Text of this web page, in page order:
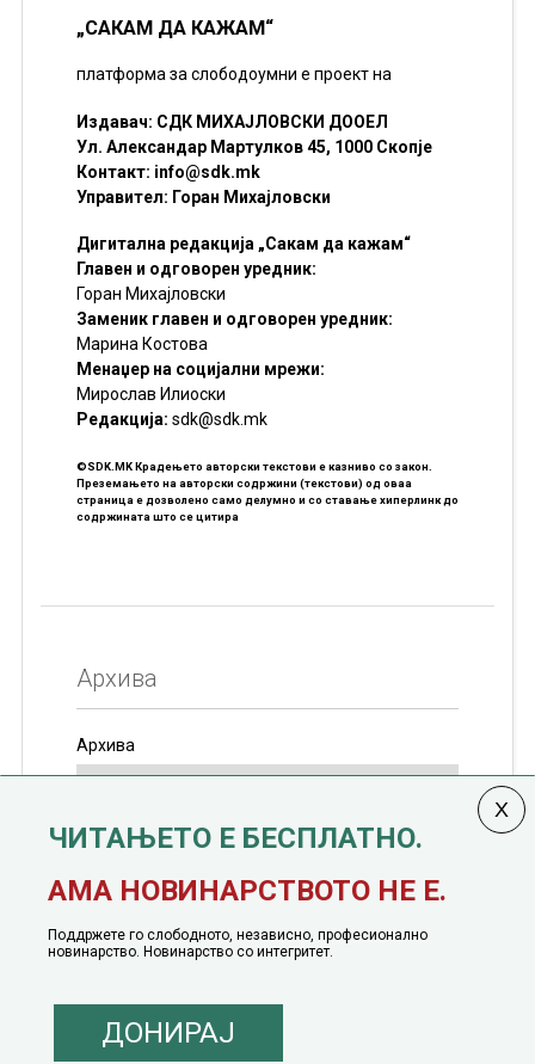
„САКАМ ДА КАЖАМ“
платформа за слободоумни е проект на
Издавач: СДК МИХАЈЛОВСКИ ДООЕЛ
Ул. Александар Мартулков 45, 1000 Скопје
Контакт: info@sdk.mk
Управител: Горан Михајловски
Дигитална редакција „Сакам да кажам“
Главен и одговорен уредник:
Горан Михајловски
Заменик главен и одговорен уредник:
Марина Костова
Менаџер на социјални мрежи:
Мирослав Илиоски
Редакцијa: sdk@sdk.mk
©SDK.MK Крадењето авторски текстови е казниво со закон.
Преземањето на авторски содржини (текстови) од оваа
страница е дозволено само делумно и со ставање хиперлинк до
содржината што се цитира
Архива
Архива
јануари, 1991 година
ЧИТАЊЕТО Е БЕСПЛАТНО.
АМА НОВИНАРСТВОТО НЕ Е.
Поддржете го слободното, независно, професионално
новинарство. Новинарство со интегритет.
ДОНИРАЈ